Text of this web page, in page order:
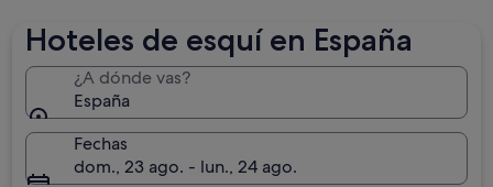
Hoteles de esquí en España
¿A dónde vas?
España
Fechas
dom., 23 ago. - lun., 24 ago.